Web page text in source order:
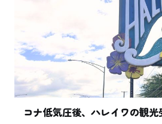
コナ低気圧後、ハレイワの観